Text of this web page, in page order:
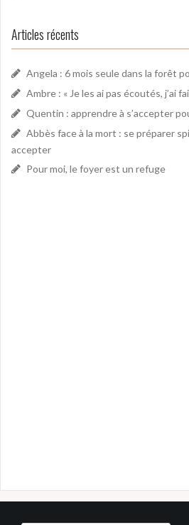
Articles récents
Angela : 6 mois seule dans la forêt
Ambre : « Je les ai pas écoutés, j’ai
Quentin : apprendre à s’accepter
Abbès face à la mort : se préparer
accepter
Pour moi, le foyer est un refuge